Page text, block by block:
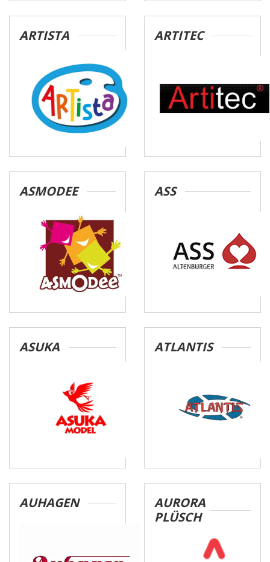
ARTISTA ARTITEC
ASMODEE ASS
ASUKA ATLANTIS
AUHAGEN
AURORA
PLÜSCH